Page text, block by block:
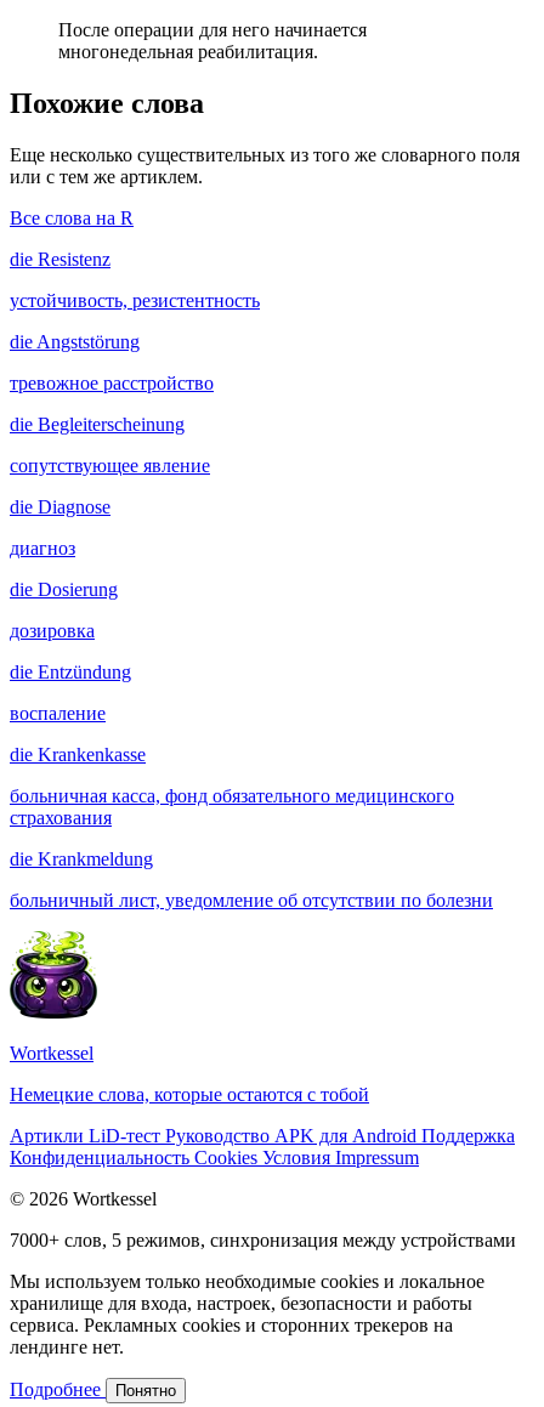
После операции для него начинается
многонедельная реабилитация.
Похожие слова
Еще несколько существительных из того же словарного поля
или с тем же артиклем.
Все слова на R
die Resistenz
устойчивость, резистентность
die Angststörung
тревожное расстройство
die Begleiterscheinung
сопутствующее явление
die Diagnose
диагноз
die Dosierung
дозировка
die Entzündung
воспаление
die Krankenkasse
больничная касса, фонд обязательного медицинского
страхования
die Krankmeldung
больничный лист, уведомление об отсутствии по болезни
Wortkessel
Немецкие слова, которые остаются с тобой
Артикли LiD-тест Руководство APK для Android Поддержка
Конфиденциальность Cookies Условия Impressum
© 2026 Wortkessel
7000+ слов, 5 режимов, синхронизация между устройствами
Мы используем только необходимые cookies и локальное
хранилище для входа, настроек, безопасности и работы
сервиса. Рекламных cookies и сторонних трекеров на
лендинге нет.
Подробнее Понятно